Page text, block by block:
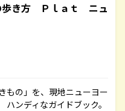
き方 Ｐｌａｔ ニュ
もの」を、現地ニューヨー
ンディなガイドブック。